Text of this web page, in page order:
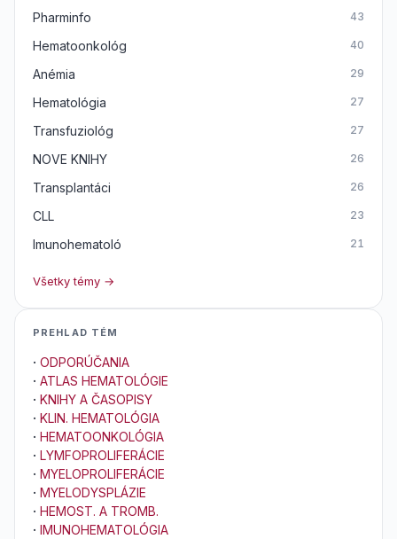
Pharminfo 43
Hematoonkológ 40
Anémia 29
Hematológia 27
Transfuziológ 27
NOVE KNIHY 26
Transplantáci 26
CLL 23
Imunohematoló 21
Všetky témy →
PREHLAD TÉM
· ODPORÚČANIA
· ATLAS HEMATOLÓGIE
· KNIHY A ČASOPISY
· KLIN. HEMATOLÓGIA
· HEMATOONKOLÓGIA
· LYMFOPROLIFERÁCIE
· MYELOPROLIFERÁCIE
· MYELODYSPLÁZIE
· HEMOST. A TROMB.
· IMUNOHEMATOLÓGIA